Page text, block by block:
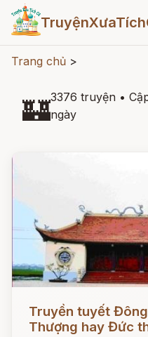
Trang chủ >
🏰3376 truyện •
ngày
Đọc ngay
Truyền tuyết
Thượng hay Đức